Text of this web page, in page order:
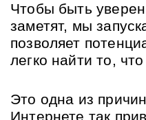
Чтобы быть
заметят, мы
позволяет
легко найти то,
Это одна из
Интернете так